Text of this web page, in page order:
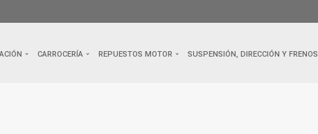
CARROCERÍA REPUESTOS MOTOR SUSPENSIÓN, DIRECCIÓN Y FRENOS